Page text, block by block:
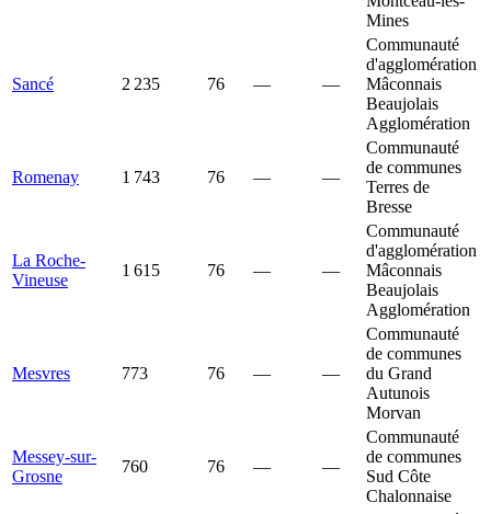
Mines
Sancé 2 235 76 — —
Communauté
d'agglomération
Mâconnais
Beaujolais
Agglomération
Romenay 1 743 76 — —
Communauté
de communes
Terres de
Bresse
La Roche-
Vineuse
1 615 76 — —
Communauté
d'agglomération
Mâconnais
Beaujolais
Agglomération
Mesvres 773 76 — —
Communauté
de communes
du Grand
Autunois
Morvan
Messey-sur-
Grosne
760 76 — —
Communauté
de communes
Sud Côte
Chalonnaise